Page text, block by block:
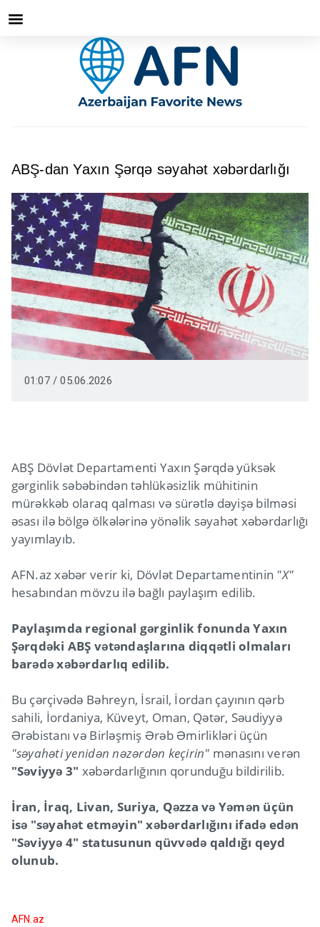
ABŞ-dan Yaxın Şərqə səyahət xəbərdarlığı
01:07 / 05.06.2026
ABŞ Dövlət Departamenti Yaxın Şərqdə yüksək
gərginlik səbəbindən təhlükəsizlik mühitinin
mürəkkəb olaraq qalması və sürətlə dəyişə bilməsi
əsası ilə bölgə ölkələrinə yönəlik səyahət xəbərdarlığı
yayımlayıb.
AFN.az xəbər verir ki, Dövlət Departamentinin "X"
hesabından mövzu ilə bağlı paylaşım edilib.
Paylaşımda regional gərginlik fonunda Yaxın
Şərqdəki ABŞ vətəndaşlarına diqqətli olmaları
barədə xəbərdarlıq edilib.
Bu çərçivədə Bəhreyn, İsrail, İordan çayının qərb
sahili, İordaniya, Küveyt, Oman, Qətər, Səudiyyə
Ərəbistanı və Birləşmiş Ərəb Əmirlikləri üçün
"səyahəti yenidən nəzərdən keçirin" mənasını verən
"Səviyyə 3" xəbərdarlığının qorunduğu bildirilib.
İran, İraq, Livan, Suriya, Qəzza və Yəmən üçün
isə "səyahət etməyin" xəbərdarlığını ifadə edən
"Səviyyə 4" statusunun qüvvədə qaldığı qeyd
olunub.
AFN.az